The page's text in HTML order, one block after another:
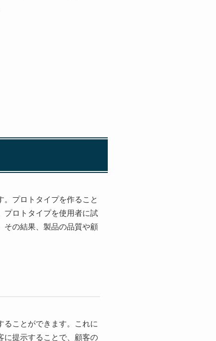
プロトタイプを作ること
プロトタイプを使用者に試
その結果、製品の品質や顧
ることができます。これに
に提示することで、顧客の